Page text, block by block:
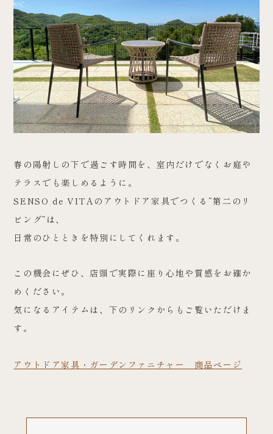
春の陽射しの下で過ごす時間を、室内だけでなくお庭や
テラスでも楽しめるように。
SENSO de VITAのアウトドア家具でつくる“第二のリ
ビング”は、
日常のひとときを特別にしてくれます。
この機会にぜひ、店頭で実際に座り心地や質感をお確か
めください。
気になるアイテムは、下のリンクからもご覧いただけま
す。
アウトドア家具・ガーデンファニチャー 商品ページ